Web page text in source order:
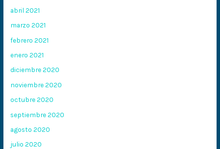
abril 2021
marzo 2021
febrero 2021
enero 2021
diciembre 2020
noviembre 2020
octubre 2020
septiembre 2020
agosto 2020
julio 2020